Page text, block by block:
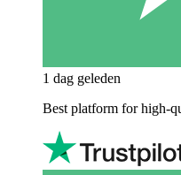
1 dag geleden
Best platform for high-